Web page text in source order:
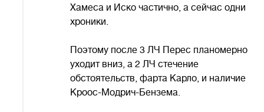
Хамеса и Иско частично, а сейчас одни
хроники.
Поэтому после 3 ЛЧ Перес планомерно
уходит вниз, а 2 ЛЧ стечение
обстоятельств, фарта Карло, и наличие
Кроос-Модрич-Бензема.